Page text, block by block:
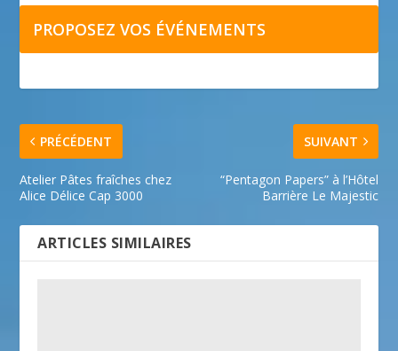
PROPOSEZ VOS ÉVÉNEMENTS
PRÉCÉDENT
Atelier Pâtes fraîches chez
Alice Délice Cap 3000
SUIVANT
“Pentagon Papers” à l’Hôtel
Barrière Le Majestic
ARTICLES SIMILAIRES